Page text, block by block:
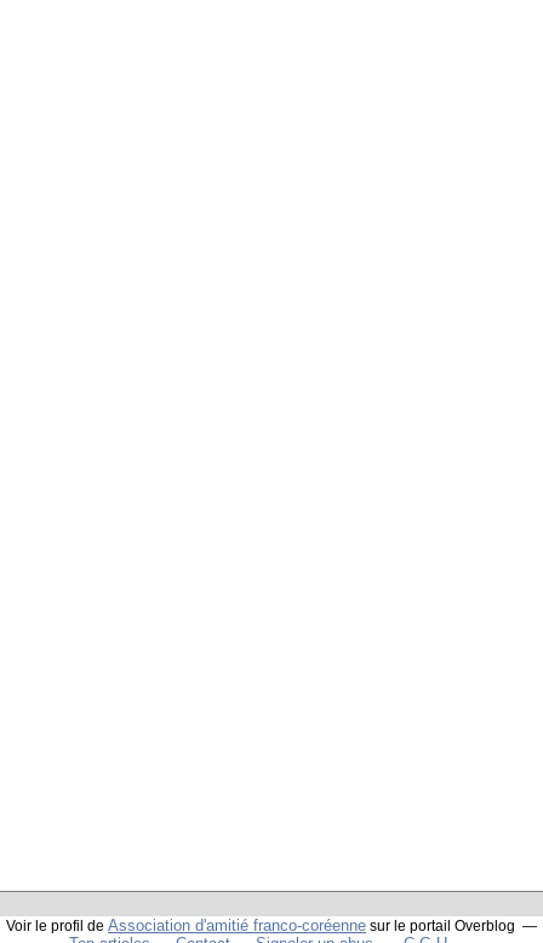
Voir le profil de Association d'amitié franco-coréenne sur le portail Overblog